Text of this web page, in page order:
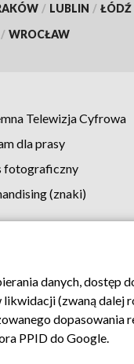
/ LUBLIN / ŁÓDŹ
/ WROCŁAW
Telewizja Cyfrowa
dla prasy
fotograficzny
(znaki)
reklamy Kontakt
danych, dostęp
(zwaną dalej
dopasowania
PPID do Google.